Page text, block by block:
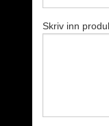
Skriv inn